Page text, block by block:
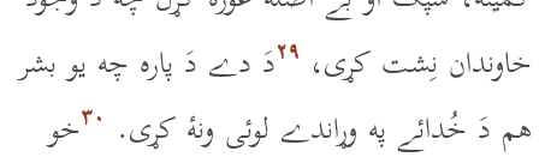
خاوندان نِشت کړى، ۲۹دَ دے دَ پاره چه يو بشر
هم دَ خُدائے په وړاندے لوئى ونۀ کړى. ۳۰خو